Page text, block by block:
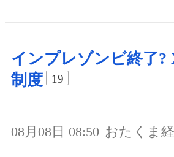
インプレゾンビ終了?
制度
19
08月08日 08:50 おたくま